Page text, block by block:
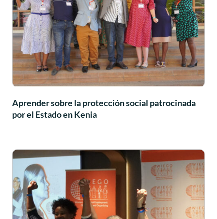
Aprender sobre la protección social patrocinada
por el Estado en Kenia